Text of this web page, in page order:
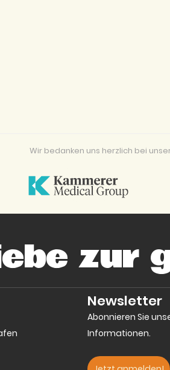
Wir bedanken uns herzlich bei
zur
Newsletter
Abonnieren Sie
Informationen.